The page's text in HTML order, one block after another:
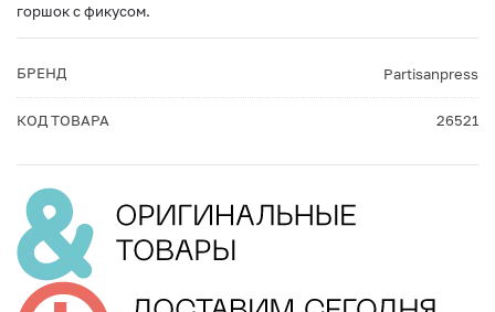
горшок с фикусом.
БРЕНД Partisanpress
КОД ТОВАРА 26521